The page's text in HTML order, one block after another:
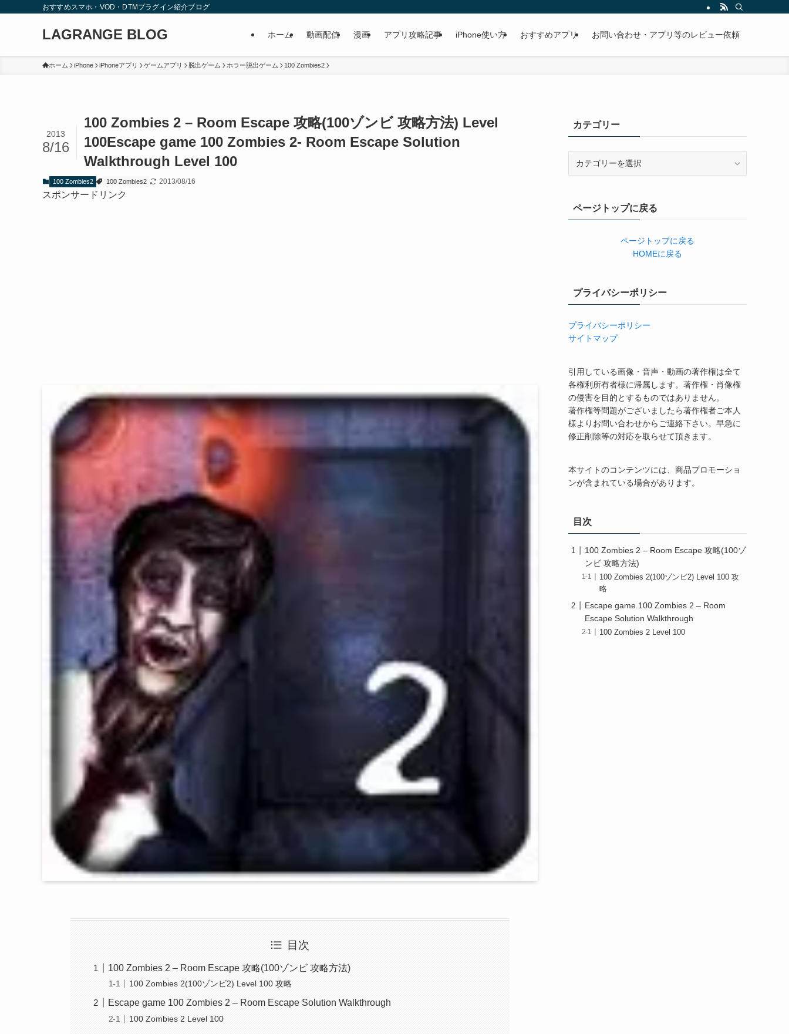
おすすめスマホ・VOD・DTMプラグイン紹介ブログ
LAGRANGE BLOG ホーム 動画配信 漫画 アプリ攻略記事 iPhone使い方 おすすめアプリ お問い合わせ・アプリ等のレビュー依頼
ホーム iPhone iPhoneアプリ ゲームアプリ 脱出ゲーム ホラー脱出ゲーム 100 Zombies2
100 Zombies 2 – Room Escape 攻略(100ゾンビ 攻略方法) Level
100Escape game 100 Zombies 2- Room Escape Solution
Walkthrough Level 100
2013
8/16
100 Zombies2 100 Zombies2 2013/08/16
スポンサードリンク
目次
100 Zombies 2 – Room Escape 攻略(100ゾンビ 攻略方法)
100 Zombies 2(100ゾンビ2) Level 100 攻略
Escape game 100 Zombies 2 – Room Escape Solution Walkthrough
100 Zombies 2 Level 100
カテゴリー
ーページトップに戻る
ページトップに戻る
HOMEに戻る
プライバシーポリシー
プライバシーポリシー
サイトマップ
引用している画像・音声・動画の著作権は全て
各権利所有者様に帰属します。著作権・肖像権
の侵害を目的とするものではありません。
著作権等問題がございましたら著作権者ご本人
様よりお問い合わせからご連絡下さい。早急に
修正削除等の対応を取らせて頂きます。
本サイトのコンテンツには、商品プロモーショ
ンが含まれている場合があります。
目次
100 Zombies 2 – Room Escape 攻略(100ゾ
ンビ 攻略方法)
100 Zombies 2(100ゾンビ2) Level 100 攻
略
Escape game 100 Zombies 2 – Room
Escape Solution Walkthrough
100 Zombies 2 Level 100